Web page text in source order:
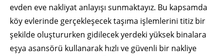
evden eve nakliyat anlayışı sunmaktayız. Bu kapsamda
köy evlerinde gerçekleşecek taşıma işlemlerini titiz bir
şekilde oluştururken gidilecek yerdeki yüksek binalara
eşya asansörü kullanarak hızlı ve güvenli bir nakliye